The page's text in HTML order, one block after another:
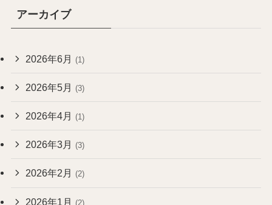
アーカイブ
2026年6月 (1)
2026年5月 (3)
2026年4月 (1)
2026年3月 (3)
2026年2月 (2)
2026年1月 (2)